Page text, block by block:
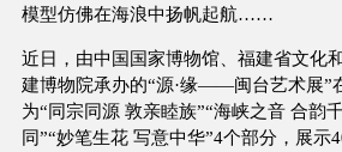
模型仿佛在海浪中扬帆起航……
近日，由中国国家博物馆、福建省文化
建博物院承办的“源·缘——闽台艺术展”
为“同宗同源 敦亲睦族”“海峡之音 合韵
同”“妙笔生花 写意中华”4个部分，展示